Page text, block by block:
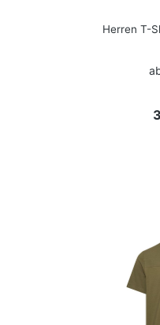
Herren T-